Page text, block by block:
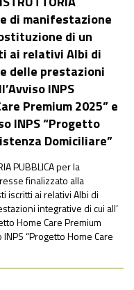
di manifestazione
di un
ai relativi Albi di
delle prestazioni
INPS
Premium 2025” e
INPS “Progetto
Domiciliare”
PUBBLICA per la
finalizzato alla
iscritti ai relativi Albi di
integrative di cui all’
Home Care Premium
“Progetto Home Care